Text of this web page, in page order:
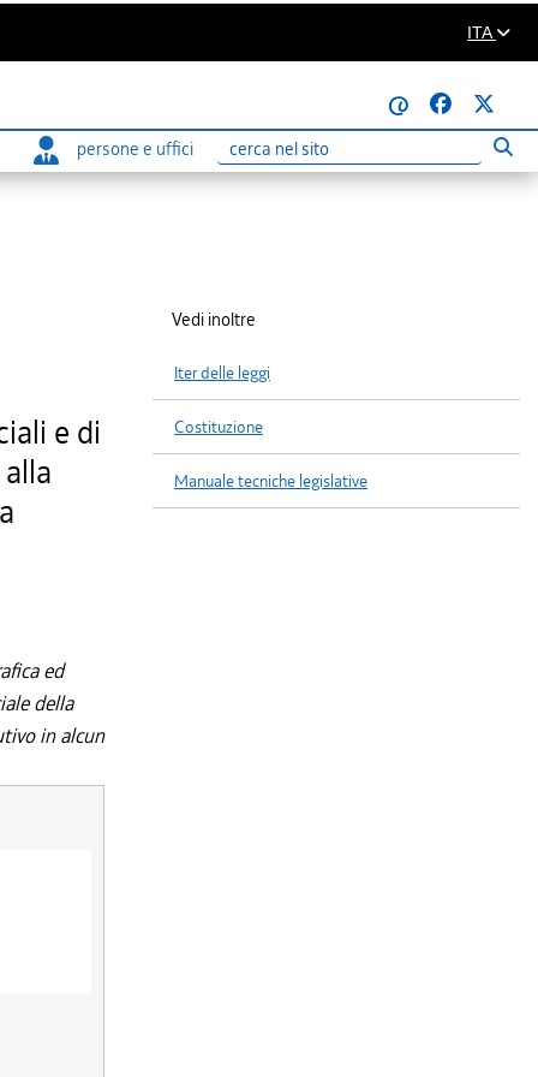
ITA
@
persone e uffici
Ricerca
e di
ed
della
in alcun
Vedi inoltre
Iter delle leggi
Costituzione
Manuale tecniche legislative